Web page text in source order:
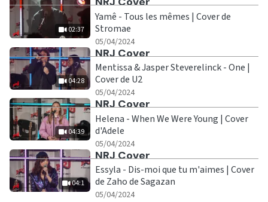
02:37
Yamê - Tous les mêmes | Cover de
Stromae
05/04/2024
04:28
Ecouter
NRJ Cover
Mentissa & Jasper Steverelinck - One |
Cover de U2
05/04/2024
04:39
Ecouter
NRJ Cover
Helena - When We Were Young | Cover
d'Adele
05/04/2024
04:1
Ecouter
NRJ Cover
Essyla - Dis-moi que tu m'aimes | Cover
de Zaho de Sagazan
05/04/2024